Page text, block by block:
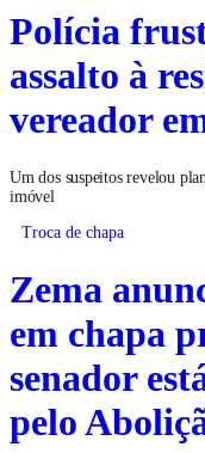
Polícia
assalto à
vereador
Um dos suspeitos revelou
imóvel
Troca de chapa
Zema
em chapa
senador
pelo